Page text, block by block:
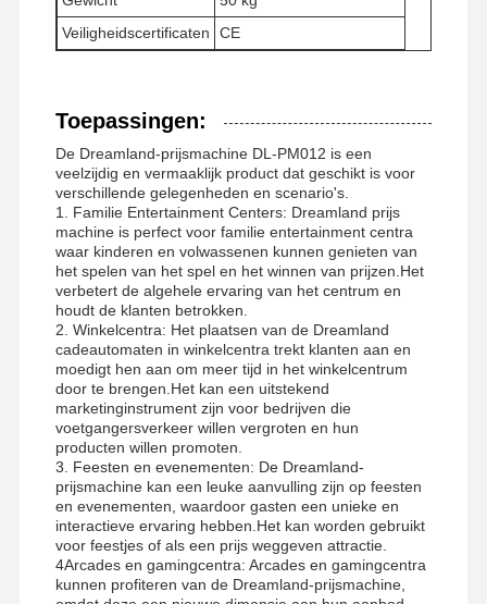
Alle Gevallen
Vraag Een
Offerte Aan
speelmachine voor kinderen
Auto Racing Game Machine
shooter arcade machine
Het Spelmachine van de kaartjesafkoop
De Machine van het klauwspel
spelmachine voor muntenpusher
Zachte speeltuintuitrusting
Veiligheidscertificaten
CE
Toepassingen:
De Dreamland-prijsmachine DL-PM012 is een
veelzijdig en vermaaklijk product dat geschikt is voor
verschillende gelegenheden en scenario's.
1. Familie Entertainment Centers: Dreamland prijs
machine is perfect voor familie entertainment centra
waar kinderen en volwassenen kunnen genieten van
het spelen van het spel en het winnen van prijzen.Het
verbetert de algehele ervaring van het centrum en
houdt de klanten betrokken.
2. Winkelcentra: Het plaatsen van de Dreamland
cadeautomaten in winkelcentra trekt klanten aan en
moedigt hen aan om meer tijd in het winkelcentrum
door te brengen.Het kan een uitstekend
marketinginstrument zijn voor bedrijven die
voetgangersverkeer willen vergroten en hun
producten willen promoten.
3. Feesten en evenementen: De Dreamland-
prijsmachine kan een leuke aanvulling zijn op feesten
en evenementen, waardoor gasten een unieke en
interactieve ervaring hebben.Het kan worden gebruikt
voor feestjes of als een prijs weggeven attractie.
4Arcades en gamingcentra: Arcades en gamingcentra
kunnen profiteren van de Dreamland-prijsmachine,